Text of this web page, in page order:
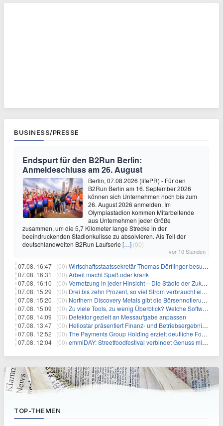
BUSINESS/PRESSE
Endspurt für den B2Run Berlin:
Anmeldeschluss am 26. August
Berlin, 07.08.2026 (lifePR) - Für den
B2Run Berlin am 16. September 2026
können sich Unternehmen noch bis zum
26. August 2026 anmelden. Im
Olympiastadion kommen Mitarbeitende
aus Unternehmen jeder Größe
zusammen, um die 5,7 Kilometer lange Strecke in der
beeindruckenden Stadionkulisse zu absolvieren. Als Teil der
deutschlandweiten B2Run Laufserie […] (00)
vor 10 Stunden
07.08. 16:47 | (00) Wirtschaftsstaatssekretär Thomas Dörflinger besucht Handwerksbetrieb im Kammerbezirk Freiburg
07.08. 16:31 | (00) Arbeit macht Spaß oder krank
07.08. 16:10 | (00) Vernetzung in jeder Hinsicht – Die Städte der Zukunft sind grün-blau
07.08. 15:29 | (00) Drei bis zehn Prozent, so viel Strom verbraucht ein Aufzug im Gebäude
07.08. 15:20 | (00) Northern Discovery Metals gibt die Börsennotierung an der Frankfurter Wertpapierbörse bekannt
07.08. 15:09 | (00) Zu viele Tools, zu wenig Überblick? Welche Software IT-Dienstleister wirklich brauchen
07.08. 14:09 | (00) Detektor gezielt an Messaufgabe anpassen
07.08. 13:47 | (00) Heliostar präsentiert Finanz- und Betriebsergebnis für das zweite Quartal 2026 mit Goldproduktion und Barreserven in Rekordhöhe
07.08. 12:52 | (00) The Payments Group Holding erzielt deutliche Fortschritte bei ihren AI-Projekten
07.08. 12:04 | (00) emmiDAY: Streetfoodfestival verbindet Genuss mit Engagement gegen Brustkrebs
TOP-THEMEN